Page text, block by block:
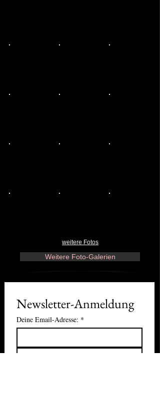
weitere Fotos
Weitere Foto-Galerien
Newsletter-Anmeldung
Deine Email-Adresse: *